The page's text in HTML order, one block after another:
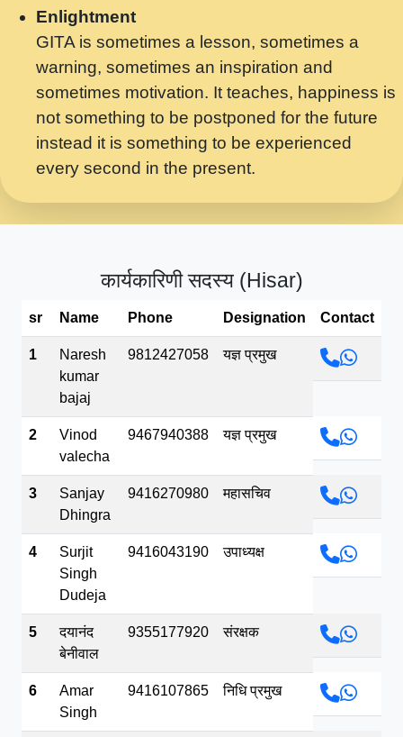
Maharaj.mp3
यह हसरत तलब ह नकज कमर Yahi Hasraten
Talab Hai Bhav Pravah #bhajan.mp3
लडल ज बल ल क ज न लग Sadhvi Purnima Ji
7.9.2021 जवल नगर दलल #बसर.mp3
सख भ मझ पयर ह दख भ मझ पयर ह!छड म कस दत
सपरहट भजन 2021 - तर अखय ह जद भर बहर ज म
सपरहट शयम भजन - जय जय शयम जय जय शयम
भव.mp3
Enlightment
GITA is sometimes a lesson, sometimes a
warning, sometimes an inspiration and
sometimes motivation. It teaches, happiness is
not something to be postponed for the future
instead it is something to be experienced
every second in the present.
कार्यकारिणी सदस्य (Hisar)
sr Name Phone Designation Contact
1
Naresh
kumar
bajaj
9812427058 यज्ञ प्रमुख
2
Vinod
valecha
9467940388 यज्ञ प्रमुख
3
Sanjay
Dhingra
9416270980 महासचिव
4
Surjit
Singh
Dudeja
9416043190 उपाध्यक्ष
5
दयानंद
बेनीवाल
9355177920 संरक्षक
6
Amar
Singh
9416107865 निधि प्रमुख